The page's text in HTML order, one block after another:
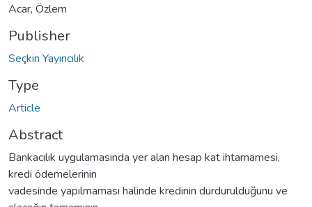
Acar, Özlem
Publisher
Seçkin Yayıncılık
Type
Article
Abstract
Bankacılık uygulamasında yer alan hesap kat ihtarnamesi,
kredi ödemelerinin
vadesinde yapılmaması halinde kredinin durdurulduğunu ve